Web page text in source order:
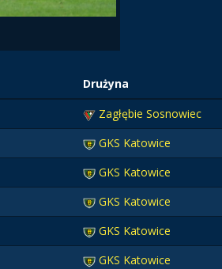
Drużyna
Zagłębie Sosnowiec
GKS Katowice
GKS Katowice
GKS Katowice
GKS Katowice
GKS Katowice